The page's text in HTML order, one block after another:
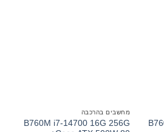
מחשבים בהרכבה
B760M i7-14700 16G 256G